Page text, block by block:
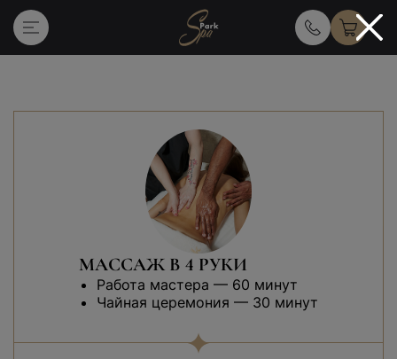
Главная Услуги массажа и спа
МАССАЖ В 4 РУКИ
Работа мастера — 60 минут
Чайная церемония — 30 минут